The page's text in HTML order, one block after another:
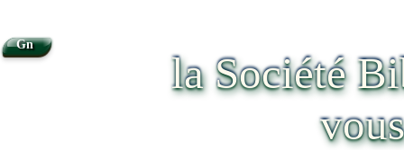
la Société
Gn